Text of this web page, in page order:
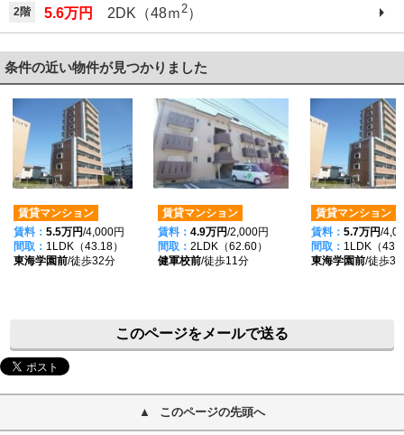
2階 5.6万円 2DK（48ｍ 2）
条件の近い物件が見つかりました
賃貸マンション
賃料： 5.5万円/4,000円
間取： 1LDK（43.18）
東海学園前/徒歩32分
賃貸マンション
賃料： 4.9万円/2,000円
間取： 2LDK（62.60）
健軍校前/徒歩11分
賃貸マンション
賃料： 5.7万円/
間取： 1LDK（
東海学園前/徒歩
このページをメールで送る
このページの先頭へ